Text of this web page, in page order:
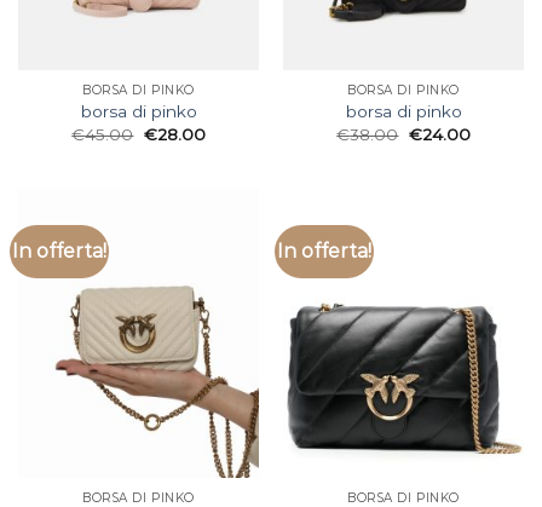
BORSA DI PINKO
borsa di pinko
€45.00 €28.00
BORSA DI PINKO
borsa di pinko
€38.00 €24.00
In offerta!
BORSA DI PINKO
In offerta!
BORSA DI PINKO